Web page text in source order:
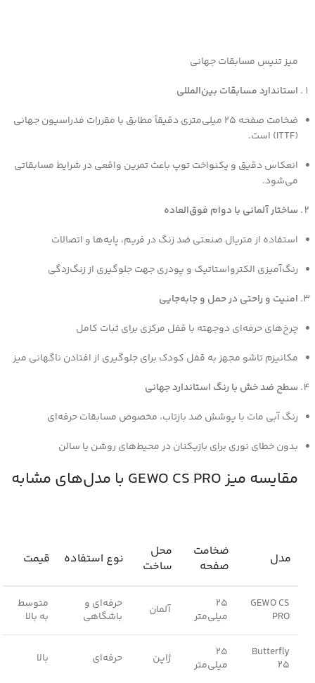
میز تنیس مسابقات جهانی
استاندارد مسابقات بین‌المللی
ضخامت صفحه 25 میلی‌متری دقیقاً مطابق با مقررات فدراسیون جهانی
(ITTF) است.
انعکاس دقیق و یکنواخت توپ باعث تمرین واقعی در شرایط مسابقاتی
می‌شود.
ساختار آلمانی با دوام فوق‌العاده
استفاده از متریال صنعتی ضد زنگ در فریم، پایه‌ها و اتصالات
رنگ‌آمیزی الکترواستاتیک و پودری جهت جلوگیری از زنگ‌زدگی
امنیت و راحتی در حمل و جابه‌جایی
چرخ‌های حرفه‌ای دو‌جهته با قفل مرکزی برای ثبات کامل
مکانیزم تاشو مجهز به قفل کودک برای جلوگیری از افتادن ناگهانی میز
سطح ضد خش با رنگ استاندارد جهانی
رنگ آبی مات با پوشش ضد بازتاب، مخصوص مسابقات حرفه‌ای
بدون خطای نوری برای بازیکنان در محیط‌های روشن یا سالن
مقایسه میز GEWO CS PRO با مدل‌های مشابه
مدل
ضخامت
صفحه
محل
ساخت
نوع استفاده قیمت
GEWO CS
PRO
25
میلی‌متر
آلمان
حرفه‌ای و
باشگاهی
متوسط
به بالا
Butterfly
25
25
میلی‌متر
ژاپن حرفه‌ای بالا